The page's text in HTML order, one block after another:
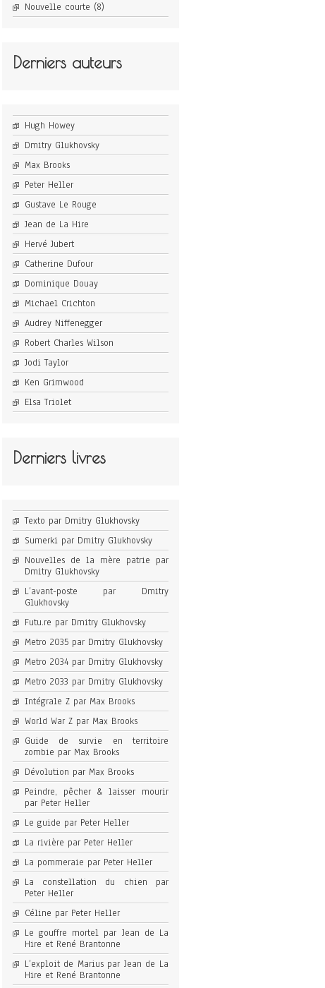
Nouvelle courte (8)
Derniers auteurs
Hugh Howey
Dmitry Glukhovsky
Max Brooks
Peter Heller
Gustave Le Rouge
Jean de La Hire
Hervé Jubert
Catherine Dufour
Dominique Douay
Michael Crichton
Audrey Niffenegger
Robert Charles Wilson
Jodi Taylor
Ken Grimwood
Elsa Triolet
Derniers livres
Texto par Dmitry Glukhovsky
Sumerki par Dmitry Glukhovsky
Nouvelles de la mère patrie par
Dmitry Glukhovsky
L’avant-poste par Dmitry
Glukhovsky
Futu.re par Dmitry Glukhovsky
Metro 2035 par Dmitry Glukhovsky
Metro 2034 par Dmitry Glukhovsky
Metro 2033 par Dmitry Glukhovsky
Intégrale Z par Max Brooks
World War Z par Max Brooks
Guide de survie en territoire
zombie par Max Brooks
Dévolution par Max Brooks
Peindre, pêcher & laisser mourir
par Peter Heller
Le guide par Peter Heller
La rivière par Peter Heller
La pommeraie par Peter Heller
La constellation du chien par
Peter Heller
Céline par Peter Heller
Le gouffre mortel par Jean de La
Hire et René Brantonne
L’exploit de Marius par Jean de La
Hire et René Brantonne